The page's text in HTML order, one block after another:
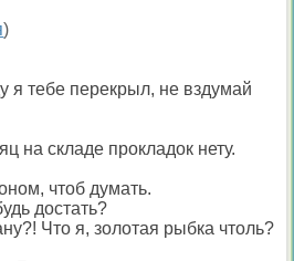
)
я тебе перекрыл, не вздумай
на складе прокладок нету.
чтоб думать.
достать?
Что я, золотая рыбка чтоль?